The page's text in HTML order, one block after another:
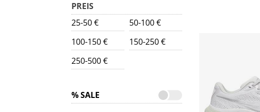
PREIS
25-50 €
50-100 €
100-150 €
150-250 €
250-500 €
% SALE